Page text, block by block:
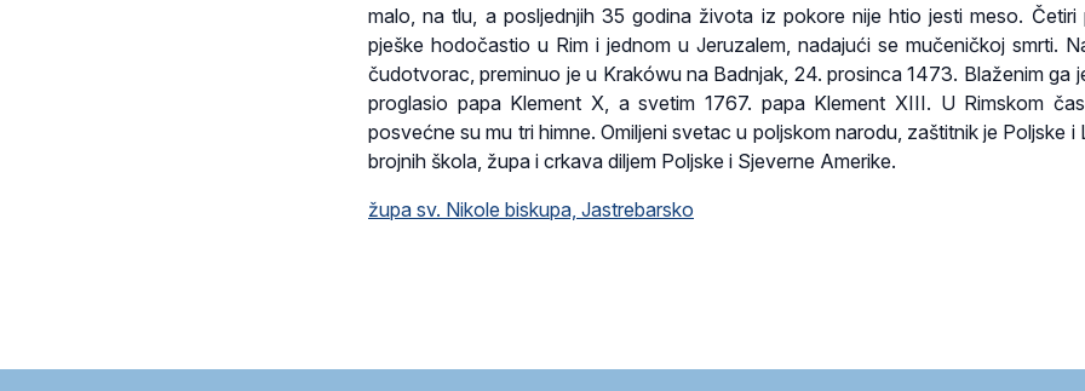
malo, na tlu, a posljednjih 35 godina života iz pokore nije htio jesti meso. Četiri
pješke hodočastio u Rim i jednom u Jeruzalem, nadajući se mučeničkoj smrti.
čudotvorac, preminuo je u Krakówu na Badnjak, 24. prosinca 1473. Blaženim ga
proglasio papa Klement X, a svetim 1767. papa Klement XIII. U Rimskom
posvećne su mu tri himne. Omiljeni svetac u poljskom narodu, zaštitnik je Poljske i
brojnih škola, župa i crkava diljem Poljske i Sjeverne Amerike.
župa sv. Nikole biskupa, Jastrebarsko